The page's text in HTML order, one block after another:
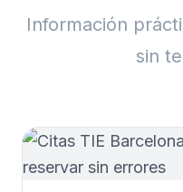
Información
sin